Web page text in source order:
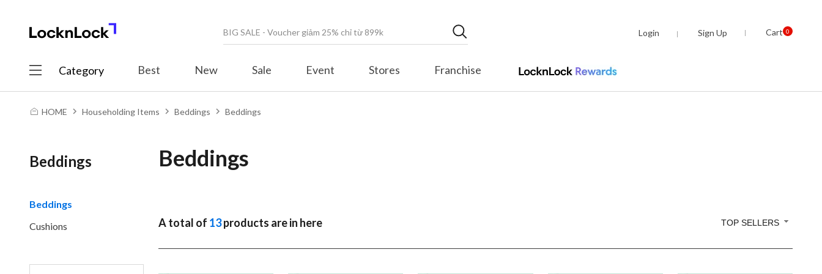
Login Sign Up Cart 0
Category Best New Sale Event Stores Franchise
HOME Householding Items Beddings Beddings
Beddings
Beddings
Cushions
Beddings
A total of 13products are in here TOP SELLERS